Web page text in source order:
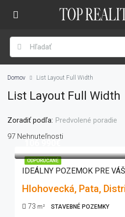
Domov List Layout Full Width
List Layout Full Width
97 Nehnuteľnosti
Zoradiť podľa: Predvolené poradie
ODPORÚČANÉ
73 m² STAVEBNÉ POZEMKY